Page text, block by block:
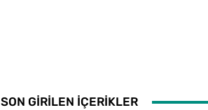
SON GİRİLEN İÇERİKLER